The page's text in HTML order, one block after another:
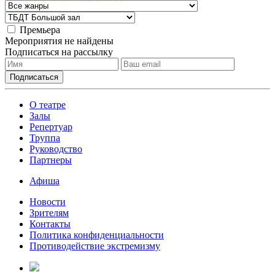
Премьера
Мероприятия не найдены
Подписаться на рассылку
О театре
Залы
Репертуар
Труппа
Руководство
Партнеры
Афиша
Новости
Зрителям
Контакты
Политика конфиденциальности
Противодействие экстремизму